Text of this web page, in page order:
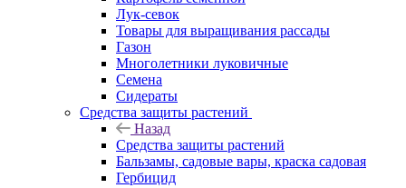
Лук-севок
Товары для выращивания рассады
Газон
Многолетники луковичные
Семена
Сидераты
Средства защиты растений
Назад
Средства защиты растений
Бальзамы, садовые вары, краска садовая
Гербицид